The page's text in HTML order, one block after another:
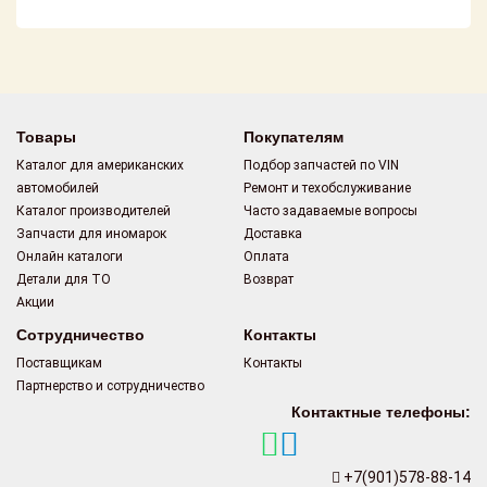
Новости
заказ
Товары
Каталог для американских
автомобилей
Каталог производителей
Запчасти для иномарок
Онлайн каталоги
Детали для ТО
Акции
Покупателям
Подбор запчастей по VIN
Ремонт и техобслуживание
Часто задаваемые вопросы
Доставка
Оплата
Возврат
Сотрудничество
Поставщикам
Партнерство и сотрудничество
Контакты
Контакты
Контактные телефоны:
+7(901)578-88-14